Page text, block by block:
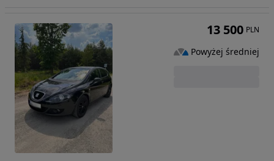
13 500 PLN
Powyżej średniej